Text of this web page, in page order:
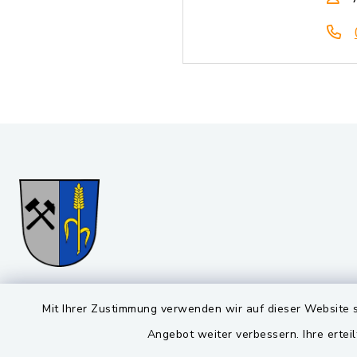
Mit Ihrer Zustimmung verwenden wir auf dieser
Angebot weiter verbessern. Ihre
Gemeinde Stulln